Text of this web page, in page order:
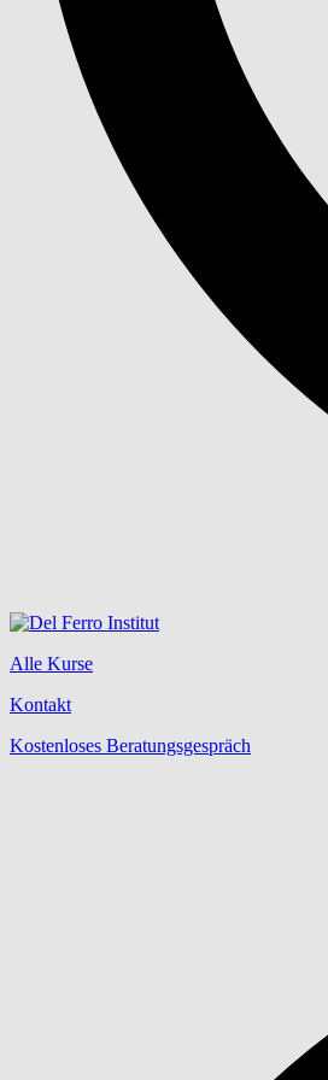
Alle Kurse
Kontakt
Kostenloses Beratungsgespräch